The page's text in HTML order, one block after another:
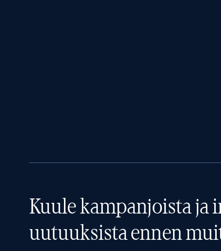
Kuule kampanjoista ja
uutuuksista ennen